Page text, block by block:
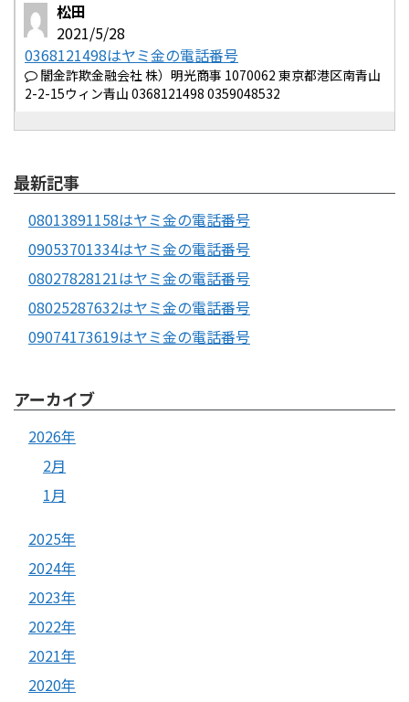
松田
2021/5/28
0368121498はヤミ金の電話番号
闇金詐欺金融会社 株）明光商事 1070062 東京都港区南青山
2-2-15ウィン青山 0368121498 0359048532
最新記事
08013891158はヤミ金の電話番号
09053701334はヤミ金の電話番号
08027828121はヤミ金の電話番号
08025287632はヤミ金の電話番号
09074173619はヤミ金の電話番号
アーカイブ
2026年
2月
1月
2025年
2024年
2023年
2022年
2021年
2020年